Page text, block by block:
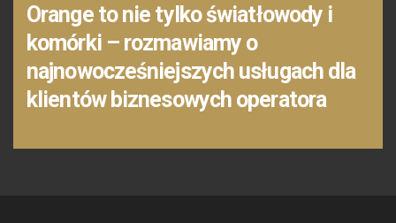
Orange to nie tylko światłowody i
komórki – rozmawiamy o
najnowocześniejszych usługach dla
klientów biznesowych operatora